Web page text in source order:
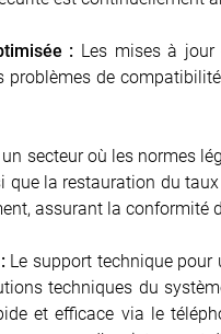
: Les mises à jour
problèmes de
secteur où les normes
que la restauration du
assurant la
Le support technique
techniques du
et efficace via le